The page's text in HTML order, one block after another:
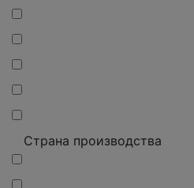
Страна производства